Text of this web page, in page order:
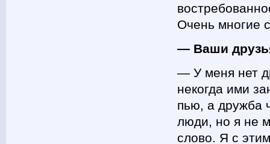
Очень многие
— Ваши
— У меня нет
некогда ими
пью, а дружба
люди, но я не
слово. Я с